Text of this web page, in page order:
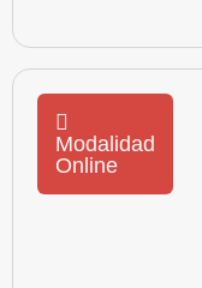
Modalidad
Online